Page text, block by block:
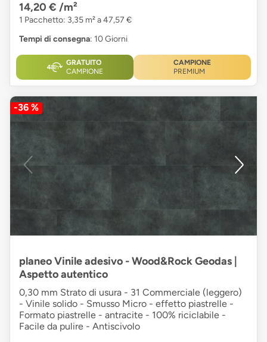
14,20 € /m²
1 Pacchetto: 3,35 m² a 47,57 €
Tempi di consegna: 10 Giorni
GRATUITO
CAMPIONE
CAMPIONE
PREMIUM
-36 %
planeo Vinile adesivo - Wood&Rock Geodas |
Aspetto autentico
0,30 mm Strato di usura - 31 Commerciale (leggero)
- Vinile solido - Smusso Micro - effetto piastrelle -
Formato piastrelle - antracite - 100% riciclabile -
Facile da pulire - Antiscivolo